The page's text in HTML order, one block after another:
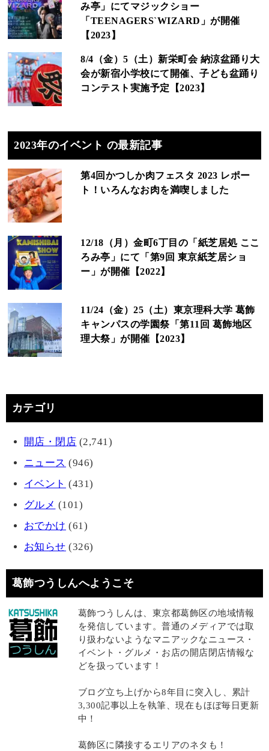
み亭」にてマジックショー
「TEENAGERS`WIZARD」が開催
【2023】
8/4（金）5（土）新栄町会 納涼盆踊り大
会が新宿小学校にて開催、子ども盆踊り
コンテスト実施予定【2023】
2023年のイベント の最新記事
第4回かつしか肉フェスタ 2023 レポー
ト！いろんなお肉を満喫しました
12/18（月）金町6丁目の「紙芝居処 ここ
ろみ亭」にて「第9回 東京紙芝居ショ
ー」が開催【2022】
11/24（金）25（土）東京理科大学 葛飾
キャンパスの学園祭「第11回 葛飾地区
理大祭」が開催【2023】
カテゴリ
開店・閉店 (2,741)
ニュース (946)
イベント (431)
グルメ (101)
おでかけ (61)
お知らせ (326)
葛飾つうしんへようこそ
葛飾つうしんは、東京都葛飾区の地域情報
を発信しています。普通のメディアでは取
り扱わないようなマニアックなニュース・
イベント・グルメ・お店の開店閉店情報な
どを扱っています！
ブログ立ち上げから8年目に突入し、累計
3,300記事以上を執筆、現在もほぼ毎日更新
中！
葛飾区に隣接するエリアのネタも！